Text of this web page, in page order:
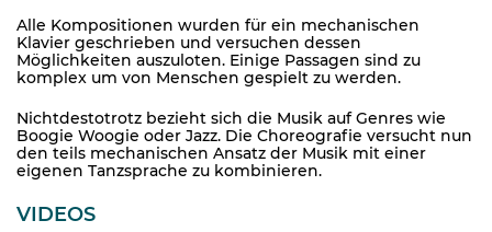
Alle Kompositionen wurden für ein mechanischen
Klavier geschrieben und versuchen dessen
Möglichkeiten auszuloten. Einige Passagen sind zu
komplex um von Menschen gespielt zu werden.
Nichtdestotrotz bezieht sich die Musik auf Genres wie
Boogie Woogie oder Jazz. Die Choreografie versucht nun
den teils mechanischen Ansatz der Musik mit einer
eigenen Tanzsprache zu kombinieren.
VIDEOS